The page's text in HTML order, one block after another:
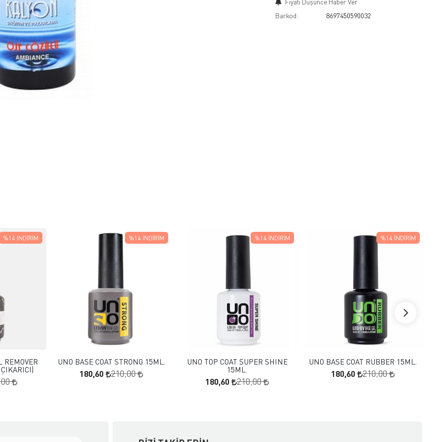
Fiyatı Düşünce Haber Ver
Barkod:
8697450590032
REMOVER
%14 İNDIRIM
FAVORILERE EKLE
SEPETE EKLE
UNO BASE COAT STRONG 15ML.
180,60 210,00
%14 İNDIRIM
FAVORILERE EKLE
SEPETE EKLE
UNO TOP COAT SUPER SHINE
15ML.
180,60 210,00
%14 İNDIRIM
FAVORILERE EKLE
SEPETE EKLE
UNO BASE COAT RUBBER 15ML.
180,60 210,00
%14 İNDIRIM